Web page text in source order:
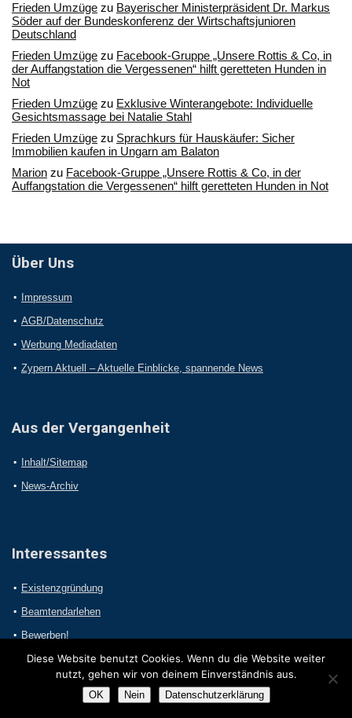
Frieden Umzüge zu Bayerischer Ministerpräsident Dr. Markus
Söder auf der Bundeskonferenz der Wirtschaftsjunioren
Deutschland
Frieden Umzüge zu Facebook-Gruppe „Unsere Rottis & Co, in
der Auffangstation die Vergessenen“ hilft geretteten Hunden in
Not
Frieden Umzüge zu Exklusive Winterangebote: Individuelle
Gesichtsmassage bei Natalie Stahl
Frieden Umzüge zu Sprachkurs für Hauskäufer: Sicher
Immobilien kaufen in Ungarn am Balaton
Marion zu Facebook-Gruppe „Unsere Rottis & Co, in der
Auffangstation die Vergessenen“ hilft geretteten Hunden in Not
Über Uns
Impressum
AGB/Datenschutz
Werbung Mediadaten
Zypern Aktuell – Aktuelle Einblicke, spannende News
Aus der Vergangenheit
Inhalt/Sitemap
News-Archiv
Interessantes
Existenzgründung
Beamtendarlehen
Bewerben!
2017 Online-Presseportal.com. Alle Rechte vorbehalten.
Diese Website benutzt Cookies. Wenn du die Website weiter
nutzt, gehen wir von deinem Einverständnis aus.
OK Nein Datenschutzerklärung